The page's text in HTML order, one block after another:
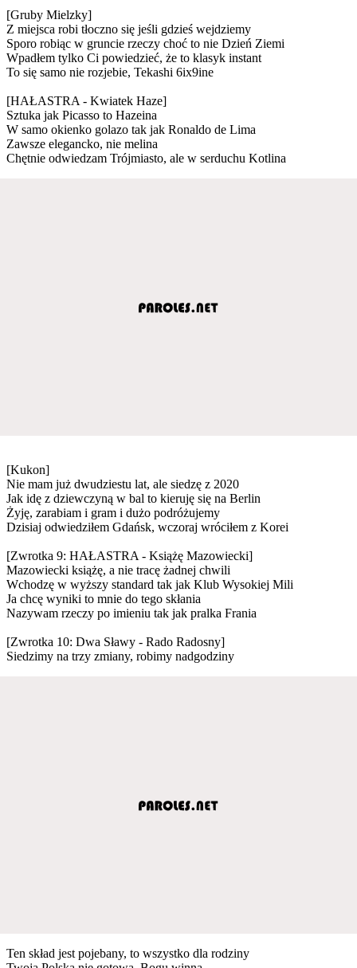
[Gruby Mielzky]
Z miejsca robi tłoczno się jeśli gdzieś wejdziemy
Sporo robiąc w gruncie rzeczy choć to nie Dzień Ziemi
Wpadłem tylko Ci powiedzieć, że to klasyk instant
To się samo nie rozjebie, Tekashi 6ix9ine
[HAŁASTRA - Kwiatek Haze]
Sztuka jak Picasso to Hazeina
W samo okienko golazo tak jak Ronaldo de Lima
Zawsze elegancko, nie melina
Chętnie odwiedzam Trójmiasto, ale w serduchu Kotlina
[Kukon]
Nie mam już dwudziestu lat, ale siedzę z 2020
Jak idę z dziewczyną w bal to kieruję się na Berlin
Żyję, zarabiam i gram i dużo podróżujemy
Dzisiaj odwiedziłem Gdańsk, wczoraj wróciłem z Korei
[Zwrotka 9: HAŁASTRA - Książę Mazowiecki]
Mazowiecki książę, a nie tracę żadnej chwili
Wchodzę w wyższy standard tak jak Klub Wysokiej Mili
Ja chcę wyniki to mnie do tego skłania
Nazywam rzeczy po imieniu tak jak pralka Frania
[Zwrotka 10: Dwa Sławy - Rado Radosny]
Siedzimy na trzy zmiany, robimy nadgodziny
Ten skład jest pojebany, to wszystko dla rodziny